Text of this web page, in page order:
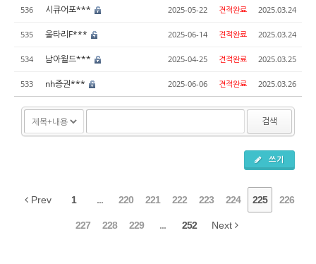
536 시큐어포*** 2025-05-22 견적완료 2025.03.24
535 울타리F*** 2025-06-14 견적완료 2025.03.24
534 남아월드*** 2025-04-25 견적완료 2025.03.25
533 nh증권*** 2025-06-06 견적완료 2025.03.26
검색
쓰기
Prev 1 ... 220 221 222 223 224 225 226
227 228 229 ... 252 Next